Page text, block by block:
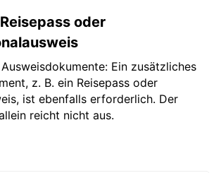
oder
Ein zusätzliches
z. B. ein Reisepass oder
ist ebenfalls erforderlich. Der
reicht nicht aus.